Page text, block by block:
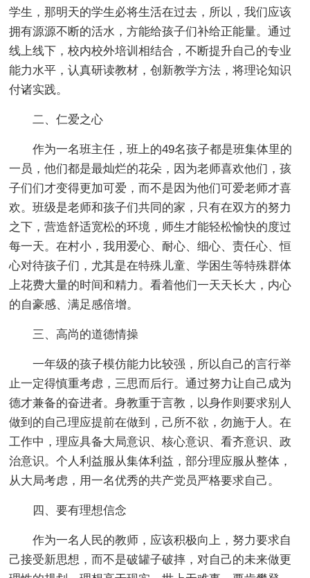
学生，那明天的学生必将生活在过去，所以，我们应该
拥有源源不断的活水，方能给孩子们补给正能量。通过
线上线下，校内校外培训相结合，不断提升自己的专业
能力水平，认真研读教材，创新教学方法，将理论知识
付诸实践。
二、仁爱之心
作为一名班主任，班上的49名孩子都是班集体里的
一员，他们都是最灿烂的花朵，因为老师喜欢他们，孩
子们们才变得更加可爱，而不是因为他们可爱老师才喜
欢。班级是老师和孩子们共同的家，只有在双方的努力
之下，营造舒适宽松的环境，师生才能轻松愉快的度过
每一天。在村小，我用爱心、耐心、细心、责任心、恒
心对待孩子们，尤其是在特殊儿童、学困生等特殊群体
上花费大量的时间和精力。看着他们一天天长大，内心
的自豪感、满足感倍增。
三、高尚的道德情操
一年级的孩子模仿能力比较强，所以自己的言行举
止一定得慎重考虑，三思而后行。通过努力让自己成为
德才兼备的奋进者。身教重于言教，以身作则要求别人
做到的自己理应提前在做到，己所不欲，勿施于人。在
工作中，理应具备大局意识、核心意识、看齐意识、政
治意识。个人利益服从集体利益，部分理应服从整体，
从大局考虑，用一名优秀的共产党员严格要求自己。
四、要有理想信念
作为一名人民的教师，应该积极向上，努力要求自
己接受新思想，而不是破罐子破摔，对自己的未来做更